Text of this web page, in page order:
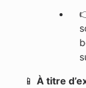
📱 À titre